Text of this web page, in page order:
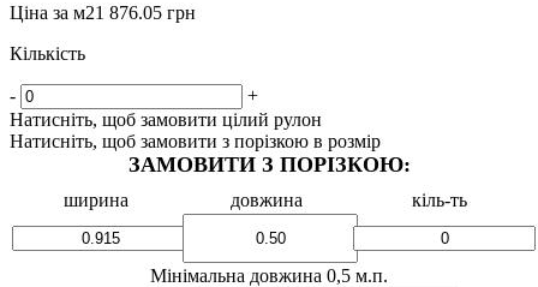
Ціна за м21 876.05 грн
Кількість
-
+
Натисніть, щоб замовити цілий рулон
Натисніть, щоб замовити з порізкою в розмір
ЗАМОВИТИ З ПОРІЗКОЮ:
ширина довжина кіль-ть
Мінімальна довжина 0,5 м.п.